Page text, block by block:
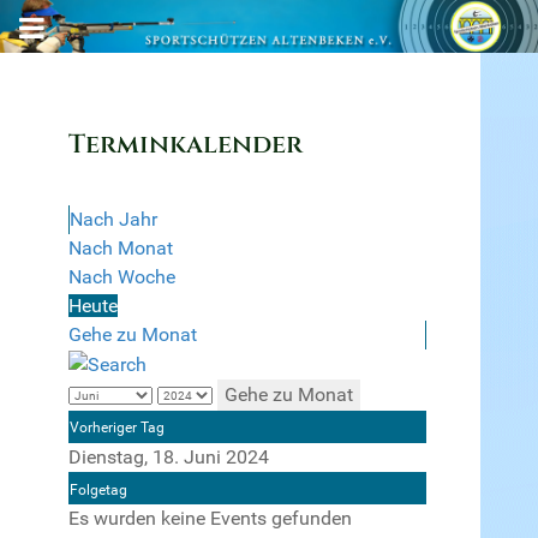
Terminkalender
Nach Jahr
Nach Monat
Nach Woche
Heute
Gehe zu Monat
Gehe zu Monat
Vorheriger Tag
Dienstag, 18. Juni 2024
Folgetag
Es wurden keine Events gefunden